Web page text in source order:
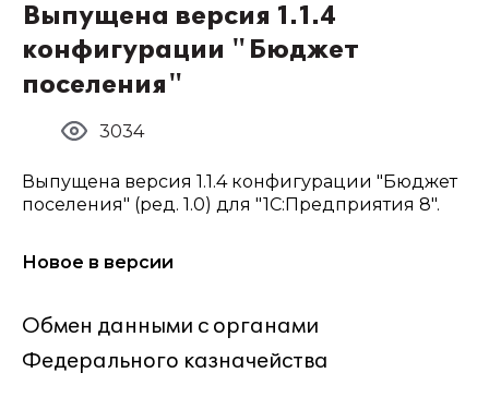
Выпущена версия 1.1.4
конфигурации "Бюджет
поселения"
3034
Выпущена версия 1.1.4 конфигурации "Бюджет
поселения" (ред. 1.0) для "1С:Предприятия 8".
Новое в версии
Обмен данными с органами
Федерального казначейства